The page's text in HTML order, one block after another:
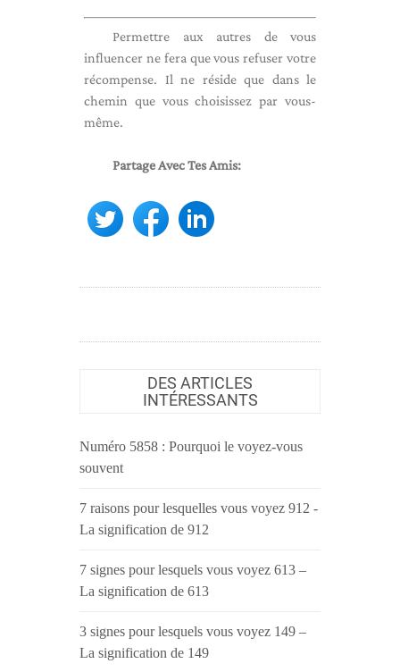
Permettre aux autres de vous
influencer ne fera que vous refuser votre
récompense. Il ne réside que dans le
chemin que vous choisissez par vous-
même.
Partage Avec Tes Amis:
DES ARTICLES
INTÉRESSANTS
Numéro 5858 : Pourquoi le voyez-vous
souvent
7 raisons pour lesquelles vous voyez 912 -
La signification de 912
7 signes pour lesquels vous voyez 613 –
La signification de 613
3 signes pour lesquels vous voyez 149 –
La signification de 149